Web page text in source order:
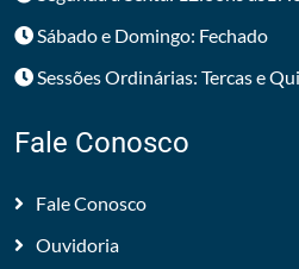
Sábado e Domingo: Fechado
Sessões Ordinárias: Tercas e
Fale Conosco
Fale Conosco
Ouvidoria